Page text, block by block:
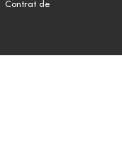
Contrat de